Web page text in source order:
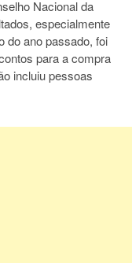
Nacional da
especialmente
do ano passado, foi
para a compra
incluiu pessoas